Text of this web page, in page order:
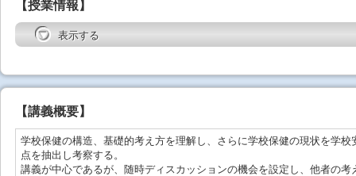
【授業情報】
表示する
【講義概要】
学校保健の構造、基礎的考え方を理解し、さらに学校保健の現状を学
点を抽出し考察する。
講義が中心であるが、随時ディスカッションの機会を設定し、他者の考